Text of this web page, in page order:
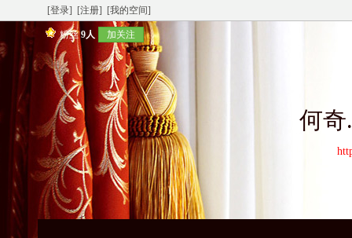
[登录] [注册] [我的空间]
粉丝9人 加关注
何